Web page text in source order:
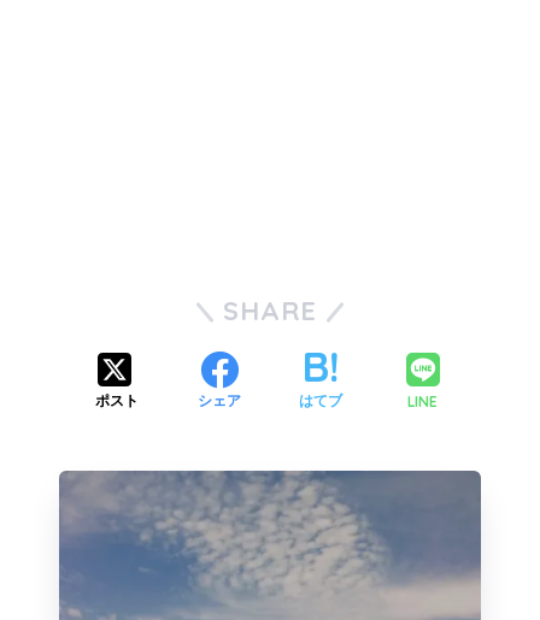
SHARE
ポスト シェア はてブ LINE